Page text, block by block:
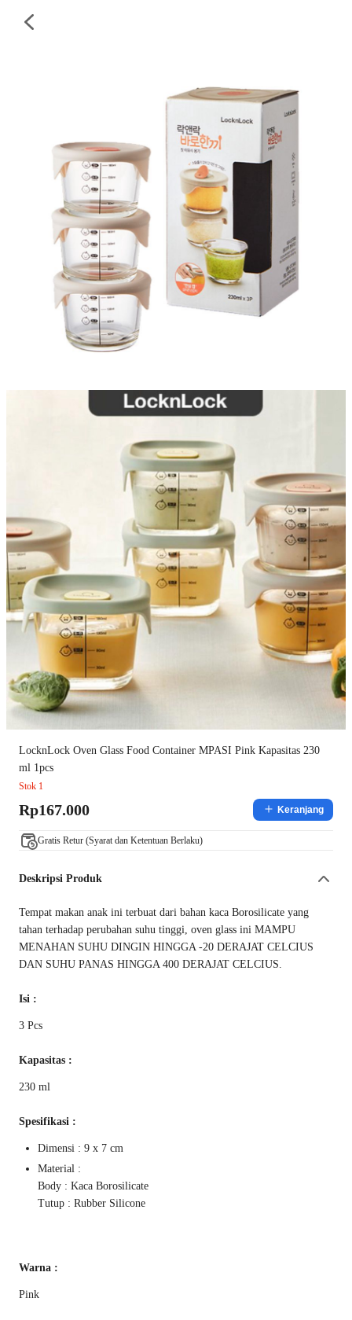
LocknLock Oven Glass Food Container MPASI Pink Kapasitas 230
ml 1pcs
Stok 1
Rp167.000 Keranjang
Gratis Retur (Syarat dan Ketentuan Berlaku)
Deskripsi Produk
Tempat makan anak ini terbuat dari bahan kaca Borosilicate yang
tahan terhadap perubahan suhu tinggi, oven glass ini MAMPU
MENAHAN SUHU DINGIN HINGGA -20 DERAJAT CELCIUS
DAN SUHU PANAS HINGGA 400 DERAJAT CELCIUS.
Isi :
3 Pcs
Kapasitas :
230 ml
Spesifikasi :
Dimensi : 9 x 7 cm
Material :
Body : Kaca Borosilicate
Tutup : Rubber Silicone
Warna :
Pink